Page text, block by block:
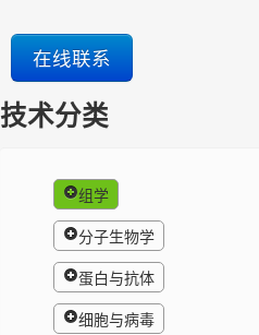
在线联系
技术分类
组学
分子生物学
蛋白与抗体
细胞与病毒